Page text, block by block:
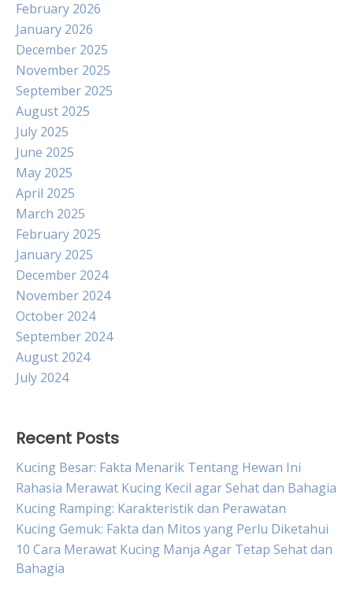
February 2026
January 2026
December 2025
November 2025
September 2025
August 2025
July 2025
June 2025
May 2025
April 2025
March 2025
February 2025
January 2025
December 2024
November 2024
October 2024
September 2024
August 2024
July 2024
Recent Posts
Kucing Besar: Fakta Menarik Tentang Hewan Ini
Rahasia Merawat Kucing Kecil agar Sehat dan Bahagia
Kucing Ramping: Karakteristik dan Perawatan
Kucing Gemuk: Fakta dan Mitos yang Perlu Diketahui
10 Cara Merawat Kucing Manja Agar Tetap Sehat dan
Bahagia